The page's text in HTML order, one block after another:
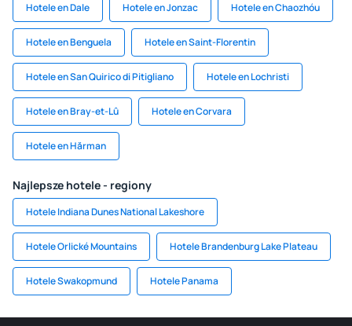
Hotele en Dale Hotele en Jonzac Hotele en Chaozhóu
Hotele en Benguela Hotele en Saint-Florentin
Hotele en San Quirico di Pitigliano Hotele en Lochristi
Hotele en Bray-et-Lû Hotele en Corvara
Hotele en Hărman
Najlepsze hotele - regiony
Hotele Indiana Dunes National Lakeshore
Hotele Orlické Mountains Hotele Brandenburg Lake Plateau
Hotele Swakopmund Hotele Panama